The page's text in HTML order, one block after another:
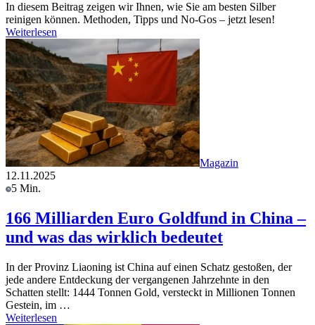
In diesem Beitrag zeigen wir Ihnen, wie Sie am besten Silber
reinigen können. Methoden, Tipps und No-Gos – jetzt lesen!
Weiterlesen
Magazin
12.11.2025
5 Min.
166 Milliarden Euro Goldfund in China –
und was das wirklich bedeutet
In der Provinz Liaoning ist China auf einen Schatz gestoßen, der
jede andere Entdeckung der vergangenen Jahrzehnte in den
Schatten stellt: 1444 Tonnen Gold, versteckt in Millionen Tonnen
Gestein, im …
Weiterlesen